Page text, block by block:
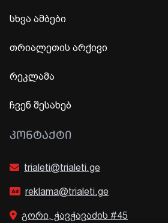
სხვა ამბები
თრიალეთის არქივი
რეკლამა
ჩვენ შესახებ
ᲙᲝᲜᲢᲐᲥᲢᲘ
trialeti@trialeti.ge
reklama@trialeti.ge
გორი, ჭავჭავაძის #45